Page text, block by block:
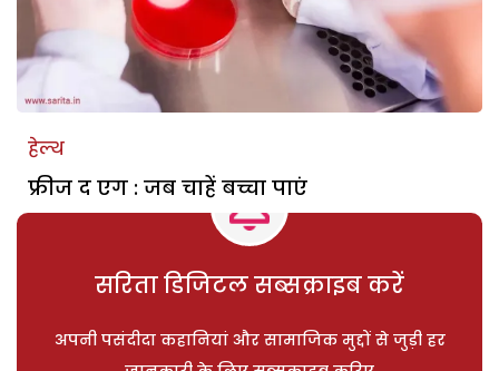
हेल्थ
फ्रीज द एग : जब चाहें बच्चा पाएं
सरिता डिजिटल सब्सक्राइब करें
अपनी पसंदीदा कहानियां और सामाजिक मुद्दों से जुड़ी हर